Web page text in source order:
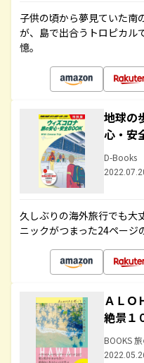
子供の頃から夢見ていた南
が、島で出合うトロピカル
憶。
地球の
心・安
D-Books
久しぶりの海外旅行でも大
ニックがつまった24ページ
ＡＬＯ
絶景１
BOOKS